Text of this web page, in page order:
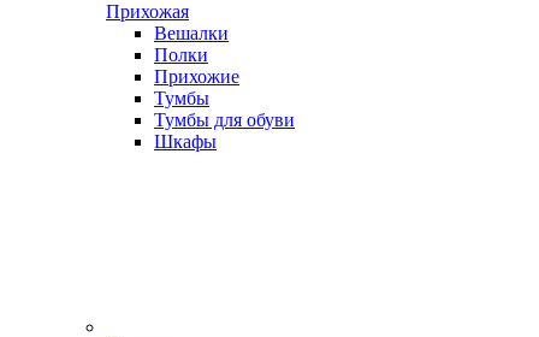
Прихожая
Вешалки
Полки
Прихожие
Тумбы
Тумбы для обуви
Шкафы